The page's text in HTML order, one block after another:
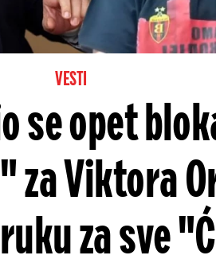
VESTI
se opet
Viktora
za sve